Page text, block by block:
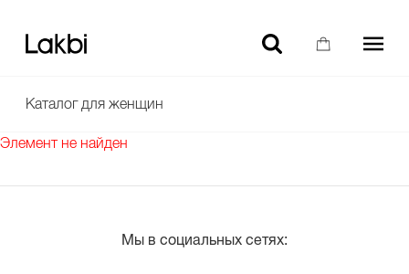
Каталог для женщин
Элемент не найден
Мы в социальных сетях: